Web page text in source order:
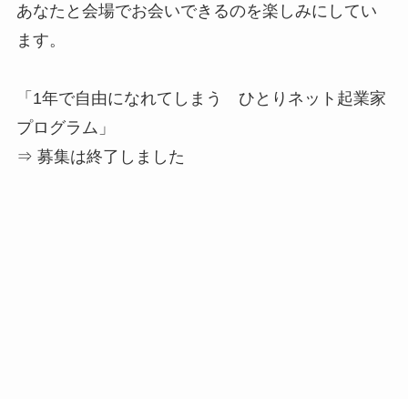
あなたと会場でお会いできるのを楽しみにしてい
ます。
「1年で自由になれてしまう ひとりネット起業家
プログラム」
⇒ 募集は終了しました